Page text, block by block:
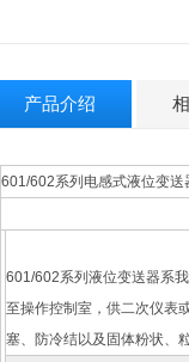
产品介绍
601/602系列电感式液位变送
601/602系列液位变送器系
至操作控制室，供二次仪表
塞、防冷结以及固体粉状、